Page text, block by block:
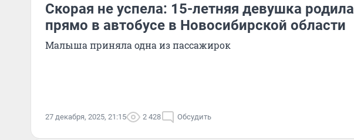
Скорая не успела: 15-летняя девушка родила
прямо в автобусе в Новосибирской области
Малыша приняла одна из пассажирок
27 декабря, 2025, 21:15 2 428 Обсудить